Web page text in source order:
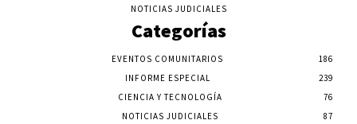
NOTICIAS JUDICIALES
Categorías
EVENTOS COMUNITARIOS
186
INFORME ESPECIAL
239
CIENCIA Y TECNOLOGÍA
76
NOTICIAS JUDICIALES
87